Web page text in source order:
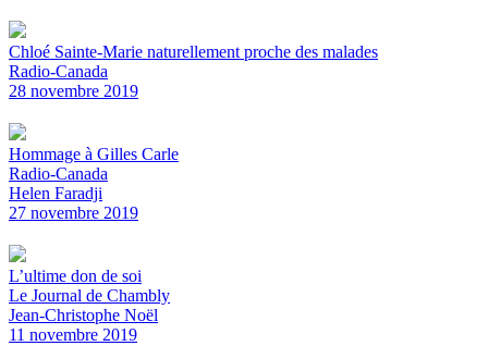
Chloé Sainte-Marie naturellement proche des malades
Radio-Canada
28 novembre 2019
Hommage à Gilles Carle
Radio-Canada
Helen Faradji
27 novembre 2019
L’ultime don de soi
Le Journal de Chambly
Jean-Christophe Noël
11 novembre 2019